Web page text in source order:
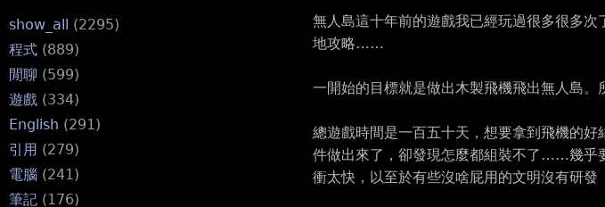
show_all (2295)
程式 (889)
閒聊 (599)
遊戲 (334)
English (291)
引用 (279)
電腦 (241)
筆記 (176)
無人島這十年前的遊戲我已經玩過很多很多
地攻略……
一開始的目標就是做出木製飛機飛出無人島
總遊戲時間是一百五十天，想要拿到飛機的
件做出來了，卻發現怎麼都組裝不了……幾乎
衝太快，以至於有些沒啥屁用的文明沒有研